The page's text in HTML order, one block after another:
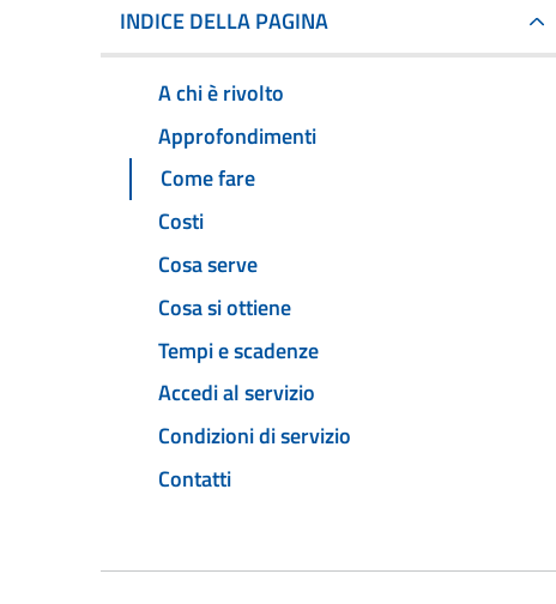
INDICE DELLA PAGINA
A chi è rivolto
Approfondimenti
Come fare
Costi
Cosa serve
Cosa si ottiene
Tempi e scadenze
Accedi al servizio
Condizioni di servizio
Contatti